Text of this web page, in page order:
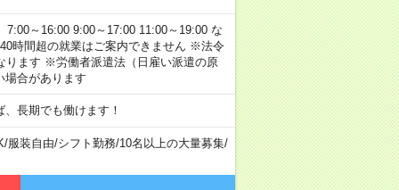
～16:00 9:00～17:00 11:00～19:00 な
時間超の就業はご案内できません ※法令
ります ※労働者派遣法（日雇い派遣の原
場合があります
長期でも働けます！
/服装自由/シフト勤務/10名以上の大量募集/